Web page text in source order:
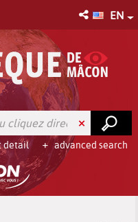
EN
advanced search
detail